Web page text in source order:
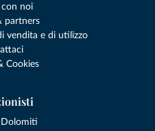
con noi
partners
vendita e di utilizzo
Cookies
Dolomiti